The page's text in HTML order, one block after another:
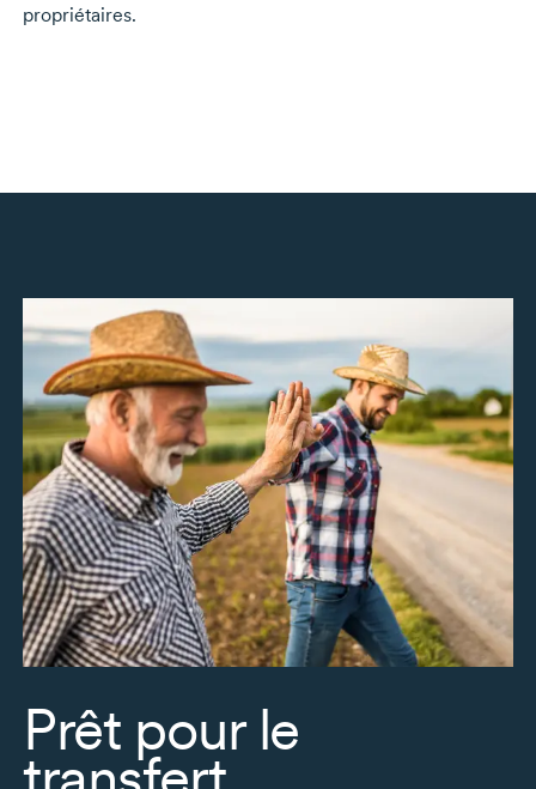
propriétaires.
Prêt pour le